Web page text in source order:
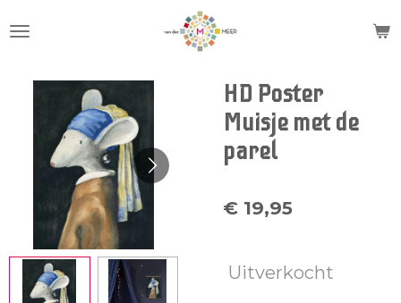
direct
hoofdinhoud
HD Poster
Muisje met de
parel
€ 19,95
Uitverkocht